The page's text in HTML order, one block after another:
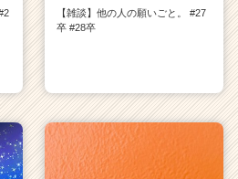
【雑談】他の人の願いごと。 #27
卒 #28卒